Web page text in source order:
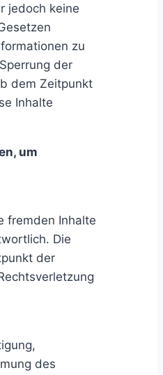
jedoch keine
zu
der
dem Zeitpunkt
Inhalte
um
fremden Inhalte
Die
der
des